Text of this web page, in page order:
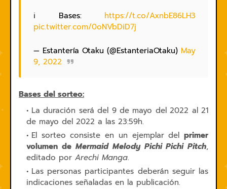
ℹ️ Bases: https://t.co/AxnbE86LH3
pic.twitter.com/0oNVbDiD7j
— Estantería Otaku (@EstanteriaOtaku) May
9, 2022
Bases del sorteo:
La duración será del 9 de mayo del 2022 al 21
de mayo del 2022 a las 23:59h.
El sorteo consiste en un ejemplar del primer
volumen de Mermaid Melody Pichi Pichi Pitch,
editado por Arechi Manga.
Las personas participantes deberán seguir las
indicaciones señaladas en la publicación.